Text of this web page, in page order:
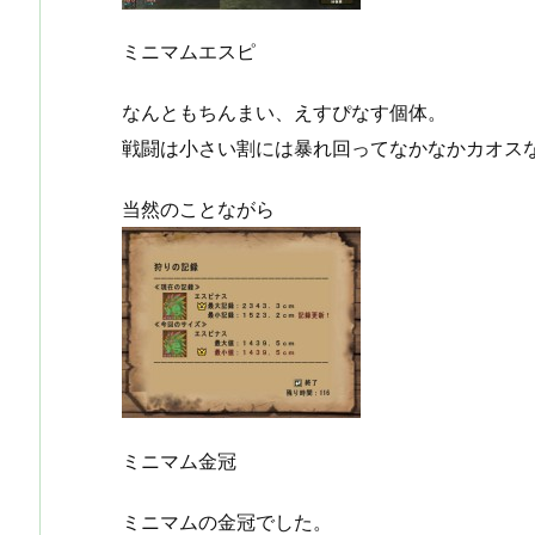
ミニマムエスピ
なんともちんまい、えすぴなす個体。
戦闘は小さい割には暴れ回ってなかなかカオス
当然のことながら
ミニマム金冠
ミニマムの金冠でした。